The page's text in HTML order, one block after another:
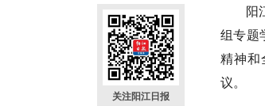
关注阳江日报
阳
组专题
精神和
议。